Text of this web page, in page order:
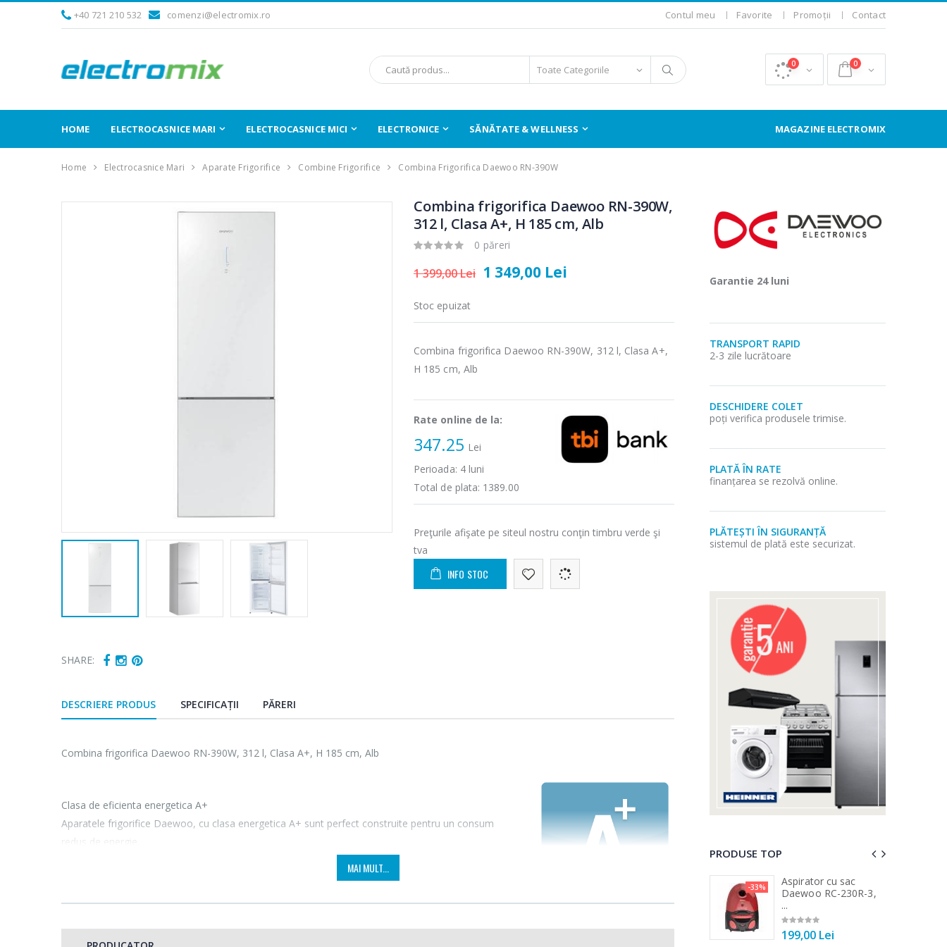
+40 721 210 532 comenzi@electromix.ro Contul meu Favorite Promoții Contact
0 0
HOME ELECTROCASNICE MARI ELECTROCASNICE MICI ELECTRONICE SĂNĂTATE & WELLNESS MAGAZINE ELECTROMIX
Home Electrocasnice Mari Aparate Frigorifice Combine Frigorifice Combina Frigorifica Daewoo RN-390W
SHARE:
Combina frigorifica Daewoo RN-390W,
312 l, Clasa A+, H 185 cm, Alb
0 păreri
1 399,00 Lei 1 349,00 Lei
Stoc epuizat
Combina frigorifica Daewoo RN-390W, 312 l, Clasa A+,
H 185 cm, Alb
Rate online de la:
347.25 Lei
Perioada: 4luni
Total de plata: 1389.00
Preţurile afişate pe siteul nostru conţin timbru verde şi
tva
INFO STOC
DESCRIERE PRODUS SPECIFICAȚII PĂRERI
Combina frigorifica Daewoo RN-390W, 312 l, Clasa A+, H 185 cm, Alb
Clasa de eficienta energetica A+
Aparatele frigorifice Daewoo, cu clasa energetica A+ sunt perfect construite pentru un consum
redus de energie.
MAI MULT...
Garantie 24 luni
TRANSPORT RAPID
2-3 zile lucrătoare
DESCHIDERE COLET
poți verifica produsele trimise.
PLATĂ ÎN RATE
finanțarea se rezolvă online.
PLĂTEȘTI ÎN SIGURANȚĂ
sistemul de plată este securizat.
PRODUSE TOP
-33%
Aspirator cu sac
Daewoo RC-230R-3,
...
199,00 Lei